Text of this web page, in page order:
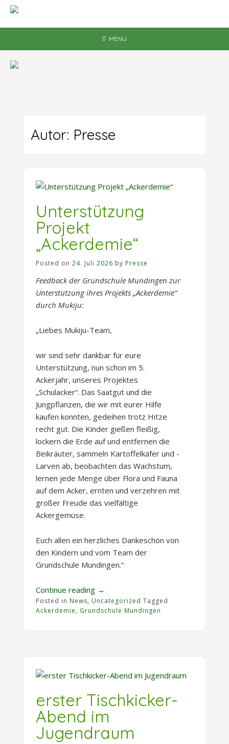
Skip
content
MENU
Autor: Presse
Unterstützung
Projekt
„Ackerdemie“
Posted on 24. Juli 2026 by Presse
Feedback der Grundschule Mundingen zur
Unterstützung ihres Projekts „Ackerdemie“
durch Mukiju:
„Liebes Mukiju-Team,
wir sind sehr dankbar für eure
Unterstützung, nun schon im 5.
Ackerjahr, unseres Projektes
„Schulacker“. Das Saatgut und die
Jungpflanzen, die wir mit eurer Hilfe
kaufen konnten, gedeihen trotz Hitze
recht gut. Die Kinder gießen fleißig,
lockern die Erde auf und entfernen die
Beikräuter, sammeln Kartoffelkäfer und -
Larven ab, beobachten das Wachstum,
lernen jede Menge über Flora und Fauna
auf dem Acker, ernten und verzehren mit
großer Freude das vielfältige
Ackergemüse.
Euch allen ein herzliches Dankeschön von
den Kindern und vom Team der
Grundschule Mundingen.“
Continue reading „Unterstützung
Projekt
„Ackerdemie““
→
Posted in News, Uncategorized Tagged
Ackerdemie, Grundschule Mundingen
erster Tischkicker-
Abend im
Jugendraum